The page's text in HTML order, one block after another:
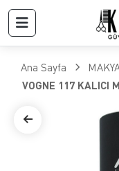
Ana Sayfa
VOGNE 117 KALICI